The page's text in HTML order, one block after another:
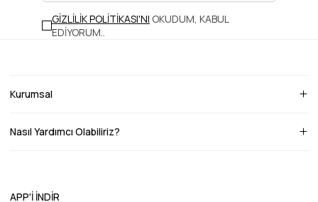
GİZLİLİK POLİTİKASI'NI OKUDUM, KABUL
EDİYORUM.
Kurumsal
Nasıl Yardımcı Olabiliriz?
APP'İ İNDİR